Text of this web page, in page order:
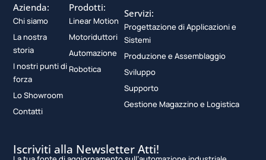
Azienda:
Chi siamo
La nostra
storia
I nostri punti di
forza
Lo Showroom
Contatti
Prodotti:
Linear Motion
Motoriduttori
Automazione
Robotica
Servizi:
Progettazione di Applicazioni e
Sistemi
Produzione e Assemblaggio
Sviluppo
Supporto
Gestione Magazzino e Logistica
Iscriviti alla Newsletter Atti!